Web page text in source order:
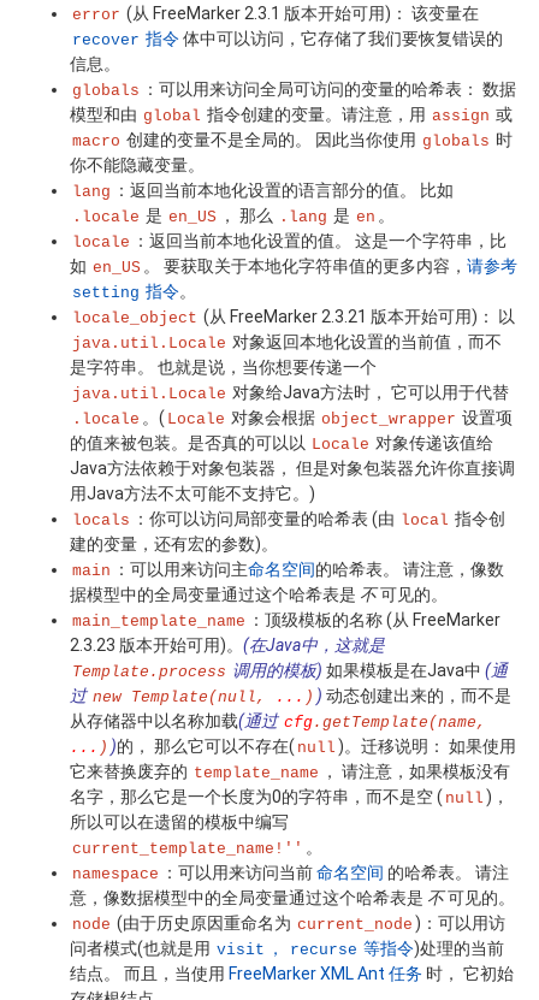
error (从 FreeMarker 2.3.1 版本开始可用)： 该变量在
recover 指令体中可以访问，它存储了我们要恢复错误的
信息。
globals ：可以用来访问全局可访问的变量的哈希表： 数据
模型和由 global 指令创建的变量。请注意，用 assign 或
macro 创建的变量不是全局的。 因此当你使用 globals 时
你不能隐藏变量。
lang ：返回当前本地化设置的语言部分的值。 比如
.locale 是 en_US ， 那么 .lang 是 en 。
locale ：返回当前本地化设置的值。 这是一个字符串，比
如 en_US 。 要获取关于本地化字符串值的更多内容， 请参考
setting 指令。
locale_object (从 FreeMarker 2.3.21 版本开始可用)： 以
java.util.Locale 对象返回本地化设置的当前值，而不
是字符串。 也就是说，当你想要传递一个
java.util.Locale 对象给Java方法时， 它可以用于代替
.locale 。( Locale 对象会根据 object_wrapper 设置项
的值来被包装。是否真的可以以 Locale 对象传递该值给
Java方法依赖于对象包装器， 但是对象包装器允许你直接调
用Java方法不太可能不支持它。)
locals ：你可以访问局部变量的哈希表 (由 local 指令创
建的变量，还有宏的参数)。
main ：可以用来访问主命名空间的哈希表。 请注意，像数
据模型中的全局变量通过这个哈希表是 不可见的。
main_template_name ：顶级模板的名称 (从 FreeMarker
2.3.23 版本开始可用)。 (在Java中，这就是
Template.process 调用的模板) 如果模板是在Java中 (通
过 new Template(null, ... ) ) 动态创建出来的，而不是
从存储器中以名称加载(通过 cfg.getTemplate(name,
... ) )的， 那么它可以不存在( null )。迁移说明： 如果使用
它来替换废弃的 template_name ， 请注意，如果模板没有
名字，那么它是一个长度为0的字符串，而不是空 ( null )，
所以可以在遗留的模板中编写
current_template_name!'' 。
namespace ：可以用来访问当前命名空间 的哈希表。 请注
意，像数据模型中的全局变量通过这个哈希表是 不可见的。
node (由于历史原因重命名为 current_node )：可以用访
问者模式(也就是用 visit ， recurse 等指令)处理的当前
结点。 而且，当使用 FreeMarker XML Ant 任务 时， 它初始